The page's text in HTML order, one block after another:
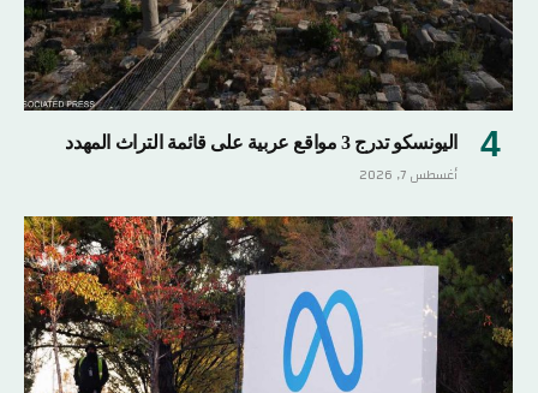
اليونسكو تدرج 3 مواقع عربية على قائمة التراث المهدد
أغسطس 7, 2026